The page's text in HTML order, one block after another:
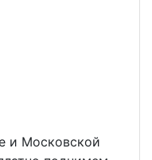
и Московской